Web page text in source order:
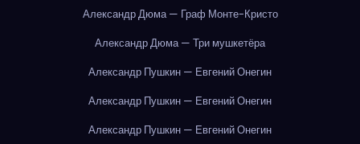
Александр Дюма — Граф Монте-Кристо
Александр Дюма — Три мушкетёра
Александр Пушкин — Евгений Онегин
Александр Пушкин — Евгений Онегин
Александр Пушкин — Евгений Онегин